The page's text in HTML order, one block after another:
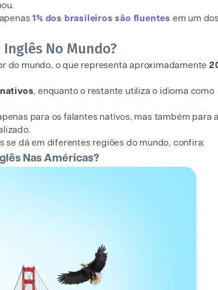
1% dos brasileiros são fluentes em um dos
Inglês No Mundo?
do mundo, o que representa aproximadamente
, enquanto o restante utiliza o idioma como
para os falantes nativos, mas também para
se dá em diferentes regiões do mundo, confira:
Nas Américas?